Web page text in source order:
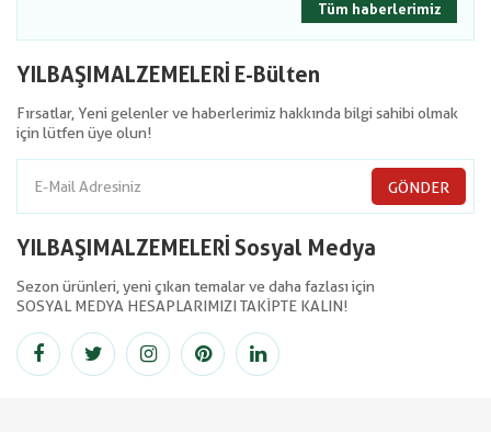
Tüm haberlerimiz
YILBAŞIMALZEMELERİ E-Bülten
Fırsatlar, Yeni gelenler ve haberlerimiz hakkında bilgi sahibi olmak
için lütfen üye olun!
GÖNDER
YILBAŞIMALZEMELERİ Sosyal Medya
Sezon ürünleri, yeni çıkan temalar ve daha fazlası için
SOSYAL MEDYA HESAPLARIMIZI TAKİPTE KALIN!